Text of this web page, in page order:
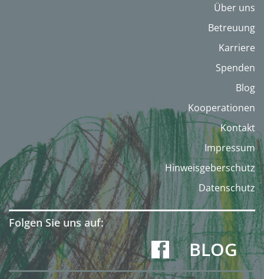
Über uns
Betreuung
Karriere
Spenden
Blog
Kooperationen
Kontakt
Impressum
Hinweisgeberschutz
Datenschutz
Folgen Sie uns auf:
BLOG